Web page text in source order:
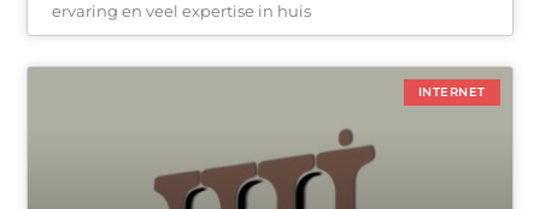
ervaring en veel expertise in huis
INTERNET